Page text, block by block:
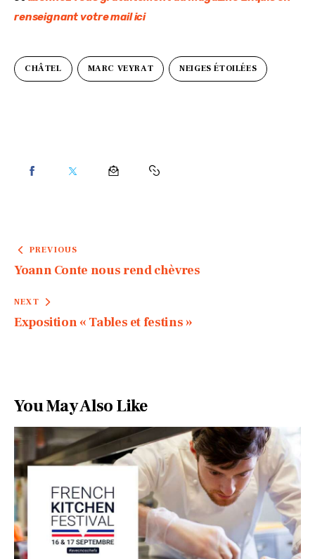
renseignant votre mail ici
CHÂTEL MARC VEYRAT NEIGES ÉTOILÉES
PREVIOUS
Yoann Conte nous rend chèvres
NEXT
Exposition « Tables et festins »
You May Also Like